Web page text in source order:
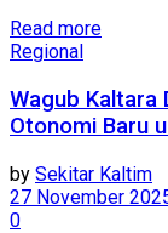
Read more
Regional
Wagub Kaltara
Otonomi Baru
by Sekitar Kaltim
27 November
0